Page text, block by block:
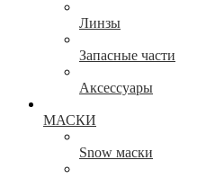
Линзы
Запасные части
Аксессуары
МАСКИ
Snow маски